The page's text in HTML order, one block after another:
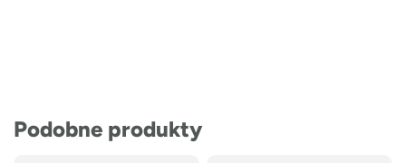
Podobne produkty